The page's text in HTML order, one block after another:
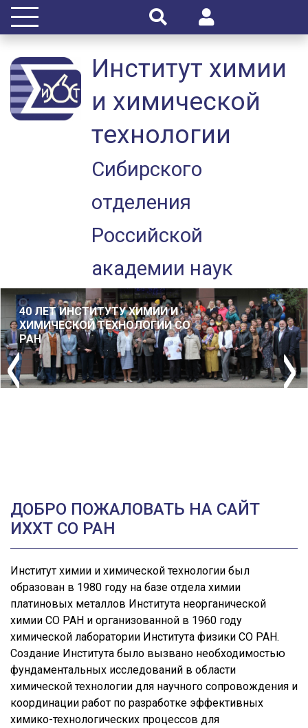
Институт химии
и химической
технологии
Сибирского
отделения
Российской
академии наук
40 ЛЕТ ИНСТИТУТУ ХИМИИ И
ХИМИЧЕСКОЙ ТЕХНОЛОГИИ СО
РАН
ДОБРО ПОЖАЛОВАТЬ НА САЙТ
ИХХТ СО РАН
Институт химии и химической технологии был
образован в 1980 году на базе отдела химии
платиновых металлов Института неорганической
химии СО РАН и организованной в 1960 году
химической лаборатории Института физики СО РАН.
Создание Института было вызвано необходимостью
фундаментальных исследований в области
химической технологии для научного сопровождения и
координации работ по разработке эффективных
химико-технологических процессов для